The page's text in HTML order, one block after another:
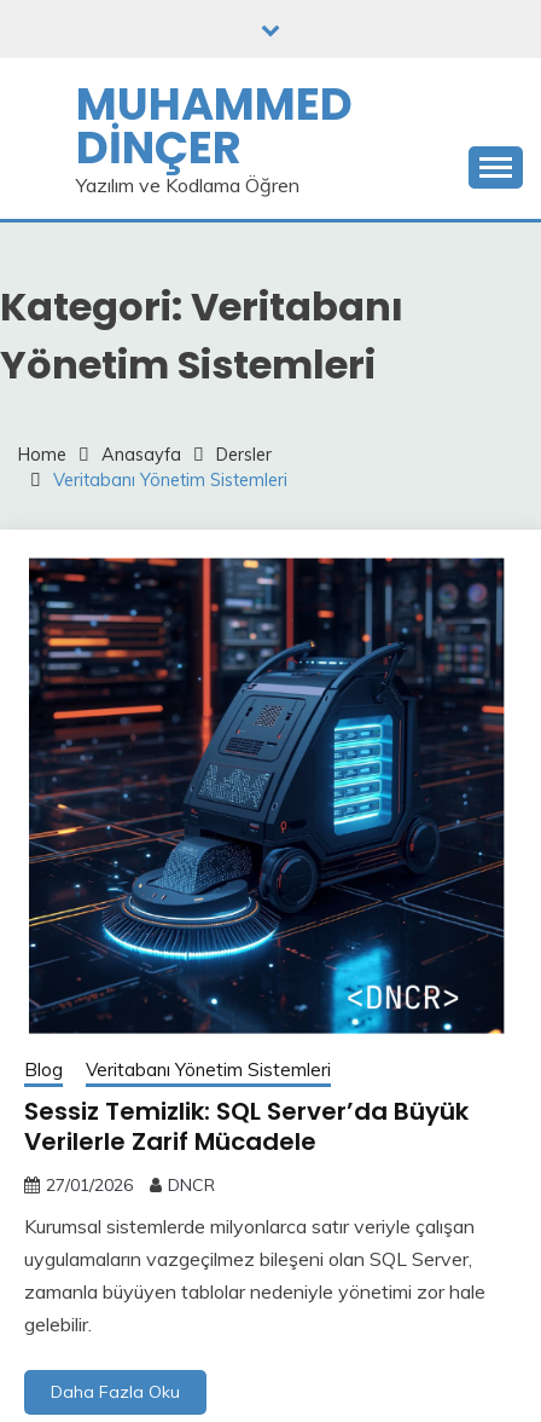
MUHAMMED
DİNÇER
Yazılım ve Kodlama Öğren
Kategori:Veritabanı
Yönetim Sistemleri
Home Anasayfa
Dersler
Veritabanı Yönetim Sistemleri
Blog Veritabanı Yönetim Sistemleri
Sessiz Temizlik: SQL Server’da Büyük
Verilerle Zarif Mücadele
27/01/2026 DNCR
Kurumsal sistemlerde milyonlarca satır veriyle çalışan
uygulamaların vazgeçilmez bileşeni olan SQL Server,
zamanla büyüyen tablolar nedeniyle yönetimi zor hale
gelebilir.
Daha Fazla Oku